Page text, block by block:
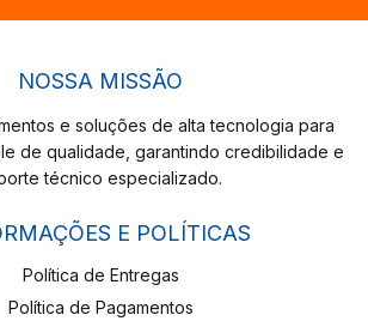
NOSSA MISSÃO
e soluções de alta tecnologia para
de qualidade, garantindo credibilidade e
técnico especializado.
E POLÍTICAS
Política de Entregas
Política de Pagamentos